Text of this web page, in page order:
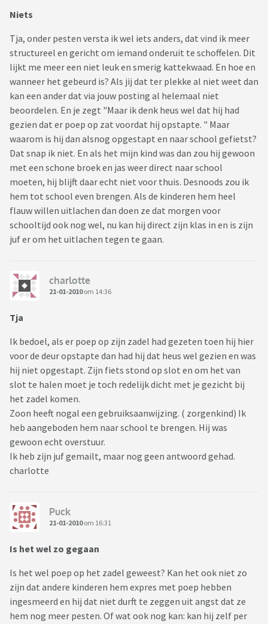
Niets
Tja, onder pesten versta ik wel iets anders, dat vind ik meer
structureel en gericht om iemand onderuit te schoffelen. Dit
lijkt me meer een niet leuk en smerig kattekwaad. En hoe en
wanneer het gebeurd is? Als jij dat ter plekke al niet weet dan
kan een ander dat via jouw posting al helemaal niet
beoordelen. En je zegt "Maar ik denk heus wel dat hij had
gezien dat er poep op zat voordat hij opstapte. " Maar
waarom is hij dan alsnog opgestapt en naar school gefietst?
Dat snap ik niet. En als het mijn kind was dan zou hij gewoon
met een schone broek en jas weer direct naar school
moeten, hij blijft daar echt niet voor thuis. Desnoods zou ik
hem tot school even brengen. Als de kinderen hem heel
flauw willen uitlachen dan doen ze dat morgen voor
schooltijd ook nog wel, nu kan hij direct zijn klas in en is zijn
juf er om het uitlachen tegen te gaan.
charlotte
21-01-2010om 14:36
Tja
Ik bedoel, als er poep op zijn zadel had gezeten toen hij hier
voor de deur opstapte dan had hij dat heus wel gezien en was
hij niet opgestapt. Zijn fiets stond op slot en om het van
slot te halen moet je toch redelijk dicht met je gezicht bij
het zadel komen.
Zoon heeft nogal een gebruiksaanwijzing. ( zorgenkind) Ik
heb aangeboden hem naar school te brengen. Hij was
gewoon echt overstuur.
Ik heb zijn juf gemailt, maar nog geen antwoord gehad.
charlotte
Puck
21-01-2010om 16:31
Is het wel zo gegaan
Is het wel poep op het zadel geweest? Kan het ook niet zo
zijn dat andere kinderen hem expres met poep hebben
ingesmeerd en hij dat niet durft te zeggen uit angst dat ze
hem nog meer pesten. Of wat ook nog kan: kan hij zelf per